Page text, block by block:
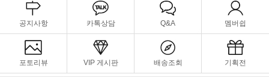
공지사항 카톡상담 Q&A 멤버쉽
포토리뷰 VIP 게시판 배송조회 기획전